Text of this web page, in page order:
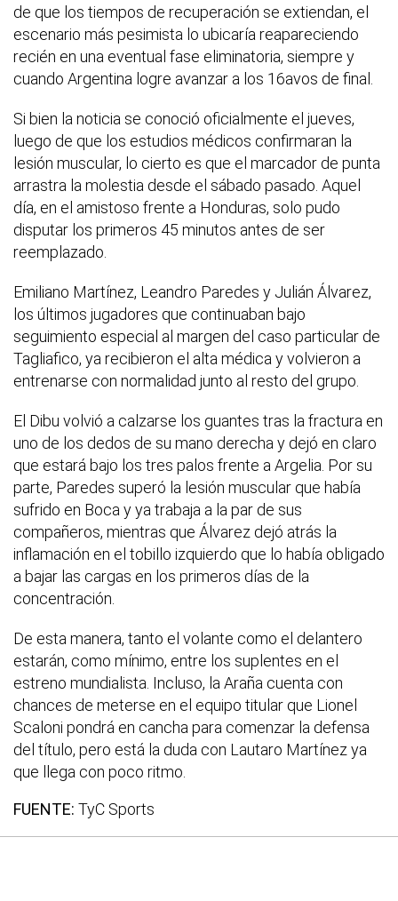
de que los tiempos de recuperación se extiendan, el
escenario más pesimista lo ubicaría reapareciendo
recién en una eventual fase eliminatoria, siempre y
cuando Argentina logre avanzar a los 16avos de final.
Si bien la noticia se conoció oficialmente el jueves,
luego de que los estudios médicos confirmaran la
lesión muscular, lo cierto es que el marcador de punta
arrastra la molestia desde el sábado pasado. Aquel
día, en el amistoso frente a Honduras, solo pudo
disputar los primeros 45 minutos antes de ser
reemplazado.
Emiliano Martínez, Leandro Paredes y Julián Álvarez,
los últimos jugadores que continuaban bajo
seguimiento especial al margen del caso particular de
Tagliafico, ya recibieron el alta médica y volvieron a
entrenarse con normalidad junto al resto del grupo.
El Dibu volvió a calzarse los guantes tras la fractura en
uno de los dedos de su mano derecha y dejó en claro
que estará bajo los tres palos frente a Argelia. Por su
parte, Paredes superó la lesión muscular que había
sufrido en Boca y ya trabaja a la par de sus
compañeros, mientras que Álvarez dejó atrás la
inflamación en el tobillo izquierdo que lo había obligado
a bajar las cargas en los primeros días de la
concentración.
De esta manera, tanto el volante como el delantero
estarán, como mínimo, entre los suplentes en el
estreno mundialista. Incluso, la Araña cuenta con
chances de meterse en el equipo titular que Lionel
Scaloni pondrá en cancha para comenzar la defensa
del título, pero está la duda con Lautaro Martínez ya
que llega con poco ritmo.
FUENTE: TyC Sports